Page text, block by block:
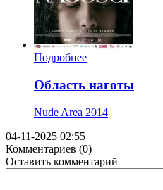
Подробнее
Область наготы
Nude Area 2014
04-11-2025 02:55
Комментариев (0)
Оставить комментарий